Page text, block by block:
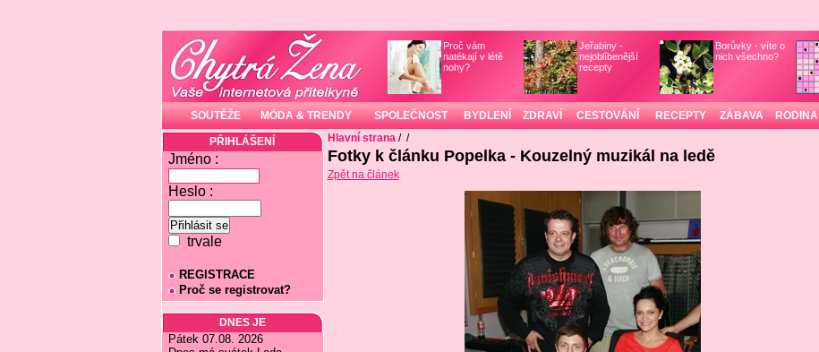
Proč vám
natékají v létě
nohy?
Jeřabiny -
nejoblíbenější
recepty
Borůvky - víte o
nich všechno?
SOUTĚŽE MÓDA & TRENDY SPOLEČNOST BYDLENÍ ZDRAVÍ CESTOVÁNÍ RECEPTY ZÁBAVA RODINA
PŘIHLÁŠENÍ
Jméno :
Heslo :
trvale
REGISTRACE
Proč se registrovat?
DNES JE
Pátek 07.08. 2026
Hlavní strana/ /
Fotky k článku Popelka - Kouzelný muzikál na ledě
Zpět na článek